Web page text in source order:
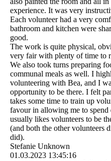
experience. It was very
Each volunteer had a very
bathroom and kitchen were
good.
The work is quite physical,
very fair with plenty of time to
We also took turns preparing
communal meals as well. I
volunteering with Bea, and I
opportunity to be there. I felt
takes some time to train up
favour in allowing me to spend
usually likes volunteers to be
(and both the other volunteers
did).
Stefanie Unknown
01.03.2023 13:45:16